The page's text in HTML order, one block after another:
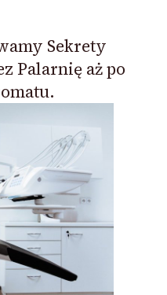
Sekrety
Palarnię aż po